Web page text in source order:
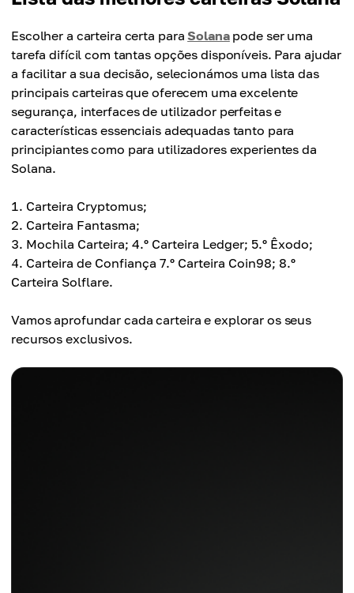
Escolher a carteira certa paraSolanapode ser uma
tarefa difícil com tantas opções disponíveis. Para ajudar
a facilitar a sua decisão, selecionámos uma lista das
principais carteiras que oferecem uma excelente
segurança, interfaces de utilizador perfeitas e
características essenciais adequadas tanto para
principiantes como para utilizadores experientes da
Solana.
Carteira Cryptomus;
Carteira Fantasma;
Mochila Carteira; 4.º Carteira Ledger; 5.º Êxodo;
Carteira de Confiança 7.º Carteira Coin98; 8.º
Carteira Solflare.
Vamos aprofundar cada carteira e explorar os seus
recursos exclusivos.